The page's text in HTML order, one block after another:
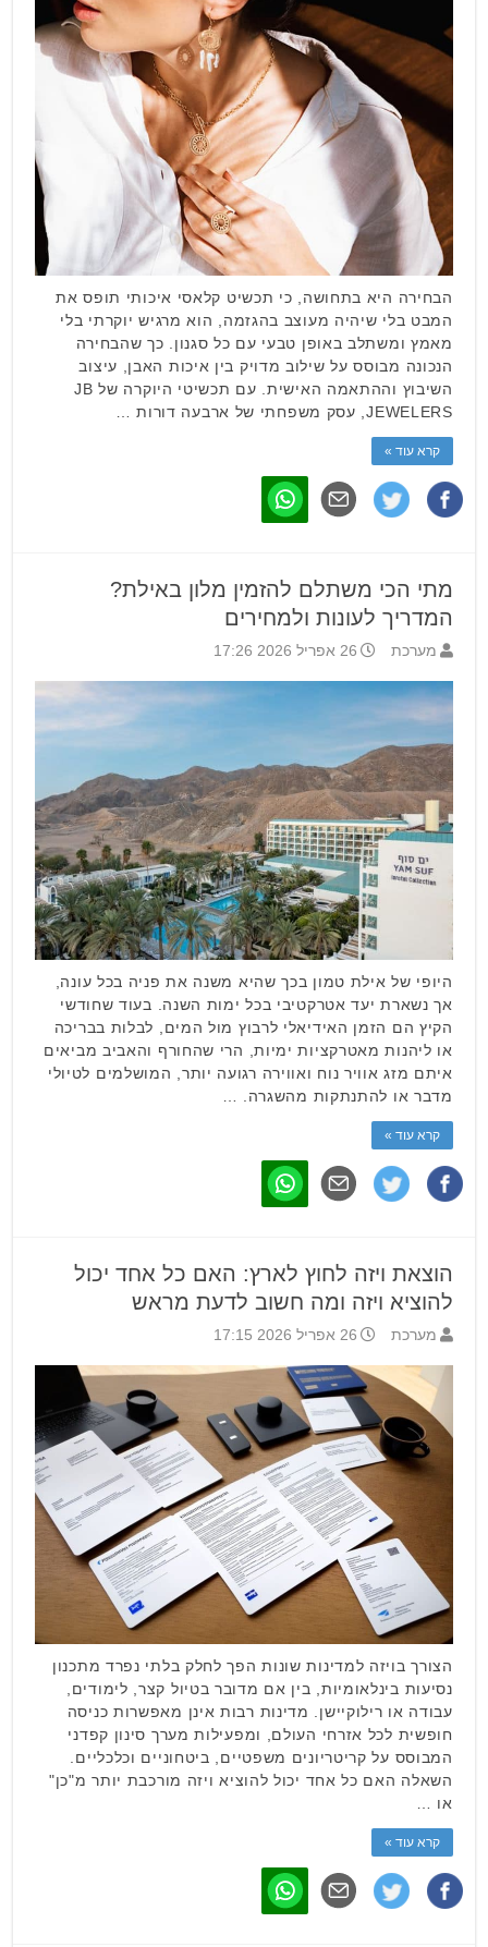
הבחירה היא בתחושה, כי תכשיט קלאסי איכותי תופס את
המבט בלי שיהיה מעוצב בהגזמה, הוא מרגיש יוקרתי בלי
מאמץ ומשתלב באופן טבעי עם כל סגנון. כך שהבחירה
הנכונה מבוסס על שילוב מדויק בין איכות האבן, עיצוב
השיבוץ וההתאמה האישית. עם תכשיטי היוקרה של JB
JEWELERS, עסק משפחתי של ארבעה דורות …
קרא עוד »
מתי הכי משתלם להזמין מלון באילת?
המדריך לעונות ולמחירים
מערכת 26 אפריל 2026 17:26
היופי של אילת טמון בכך שהיא משנה את פניה בכל עונה,
אך נשארת יעד אטרקטיבי בכל ימות השנה. בעוד שחודשי
הקיץ הם הזמן האידיאלי לרבוץ מול המים, לבלות בבריכה
או ליהנות מאטרקציות ימיות, הרי שהחורף והאביב מביאים
איתם מזג אוויר נוח ואווירה רגועה יותר, המושלמים לטיולי
מדבר או להתנתקות מהשגרה. …
קרא עוד »
הוצאת ויזה לחוץ לארץ: האם כל אחד יכול
להוציא ויזה ומה חשוב לדעת מראש
מערכת 26 אפריל 2026 17:15
הצורך בויזה למדינות שונות הפך לחלק בלתי נפרד מתכנון
נסיעות בינלאומיות, בין אם מדובר בטיול קצר, לימודים,
עבודה או רילוקיישן. מדינות רבות אינן מאפשרות כניסה
חופשית לכל אזרחי העולם, ומפעילות מערך סינון קפדני
המבוסס על קריטריונים משפטיים, ביטחוניים וכלכליים.
השאלה האם כל אחד יכול להוציא ויזה מורכבת יותר מ"כן"
או …
קרא עוד »